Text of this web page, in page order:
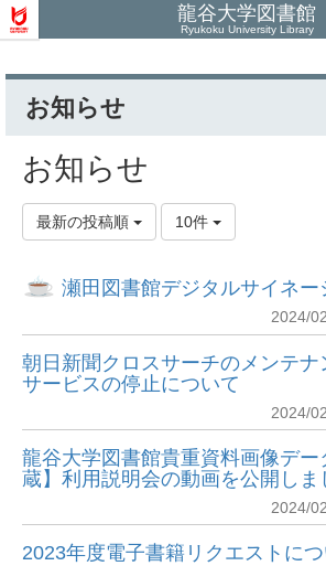
龍谷大学図書館
Ryukoku University Library
お知らせ
お知らせ
最新の投稿順 10件
瀬田図書館デジタルサイネー
2024/
朝日新聞クロスサーチのメンテナ
サービスの停止について
2024/
龍谷大学図書館貴重資料画像デー
蔵】利用説明会の動画を公開しま
2024/
2023年度電子書籍リクエストに